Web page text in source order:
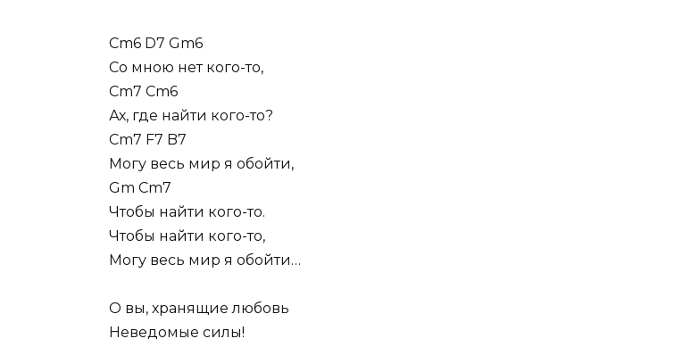
Cm6 D7 Gm6
Со мною нет кого-то,
Cm7 Cm6
Ах, где найти кого-то?
Cm7 F7 B7
Могу весь мир я обойти,
Gm Cm7
Чтобы найти кого-то.
Чтобы найти кого-то,
Могу весь мир я обойти…
О вы, хранящие любовь
Неведомые силы!